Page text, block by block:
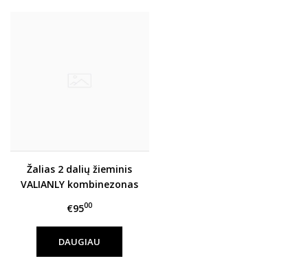
Žalias 2 dalių žieminis
VALIANLY kombinezonas
€9500
DAUGIAU